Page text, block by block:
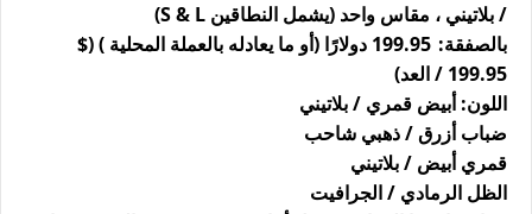
/ بلاتيني ، مقاس واحد (يشمل النطاقين S & L)
بالصفقة:
199.95 دولارًا (أو ما يعادله بالعملة المحلية ) ($
199.95 / العد)
اللون: أبيض قمري / بلاتيني
ضباب أزرق / ذهبي شاحب
قمري أبيض / بلاتيني
الظل الرمادي / الجرافيت